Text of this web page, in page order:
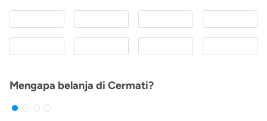
Mengapa belanja di Cermati?